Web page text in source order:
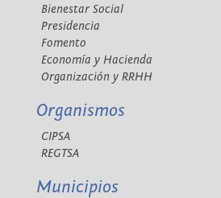
Bienestar Social
Presidencia
Fomento
Economía y Hacienda
Organización y RRHH
Organismos
CIPSA
REGTSA
Municipios